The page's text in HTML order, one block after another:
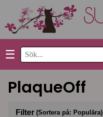
☰
PlaqueOff
Filter (Sortera på: Populära)